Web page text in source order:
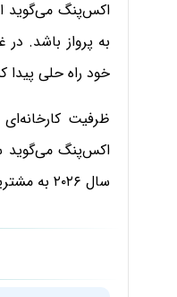
اکس‌پنگ می‌گوید
به پرواز باشد.
خود راه حلی پیدا
ظرفیت
اکس‌پنگ می‌گوید
سال ۲۰۲۶ به مشتریان تحویل داده خواهد شد.